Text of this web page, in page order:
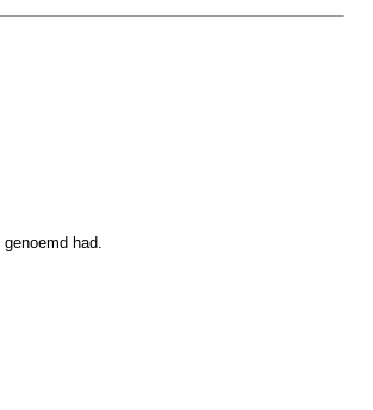
had.